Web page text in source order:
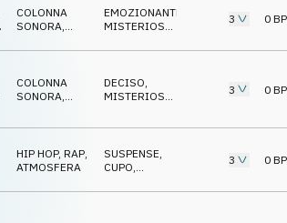
COLONNA
SONORA
EMOZIONANTE
MISTERIOSO
3 0
COLONNA
SONORA,
DECISO,
MISTERIOSO
3 0
HIP HOP, RAP
ATMOSFERA
SUSPENSE
CUPO
3 0